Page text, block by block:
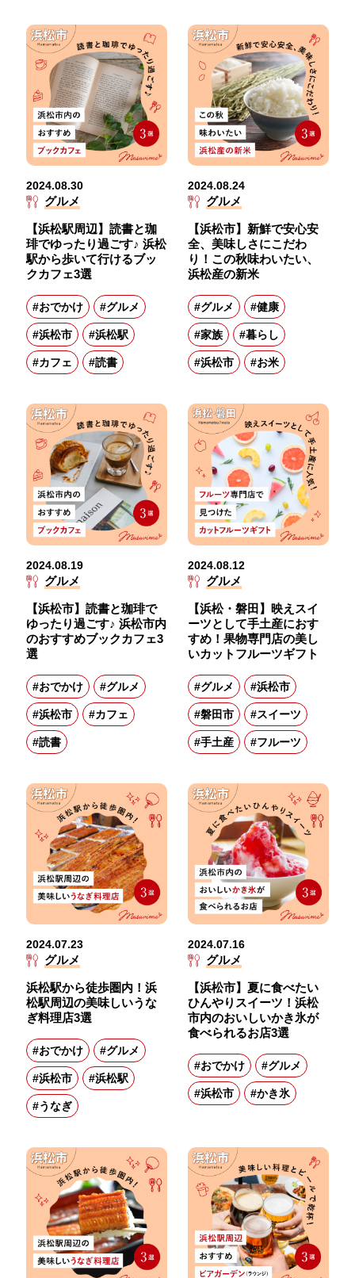
2024.08.30
グルメ
【浜松駅周辺】読書と珈
琲でゆったり過ごす♪ 浜松
駅から歩いて行けるブッ
クカフェ3選
#おでかけ #グルメ
#浜松市 #浜松駅
#カフェ #読書
2024.08.24
グルメ
【浜松市】新鮮で安心安
全、美味しさにこだわ
り！この秋味わいたい、
浜松産の新米
#グルメ #健康
#家族 #暮らし
#浜松市 #お米
2024.08.19
グルメ
【浜松市】読書と珈琲で
ゆったり過ごす♪ 浜松市内
のおすすめブックカフェ3
選
#おでかけ #グルメ
#浜松市 #カフェ
#読書
2024.08.12
グルメ
【浜松・磐田】映えスイ
ーツとして手土産におす
すめ！果物専門店の美し
いカットフルーツギフト
#グルメ #浜松市
#磐田市 #スイーツ
#手土産 #フルーツ
2024.07.23
グルメ
浜松駅から徒歩圏内！浜
松駅周辺の美味しいうな
ぎ料理店3選
#おでかけ #グルメ
#浜松市 #浜松駅
#うなぎ
2024.07.16
グルメ
【浜松市】夏に食べたい
ひんやりスイーツ！浜松
市内のおいしいかき氷が
食べられるお店3選
#おでかけ #グルメ
#浜松市 #かき氷